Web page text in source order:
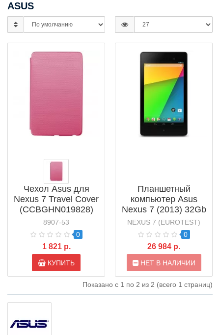
ASUS
Чехол Asus для
Nexus 7 Travel Cover
(CCBGHN019828)
8907-53
0
1 821 р.
КУПИТЬ
Планшетный
компьютер Asus
Nexus 7 (2013) 32Gb
Wi-Fi Cellular
(EUROTEST)
NEXUS 7 (EUROTEST)
0
26 984 р.
НЕТ В НАЛИЧИИ
Показано с 1 по 2 из 2 (всего 1 страниц)